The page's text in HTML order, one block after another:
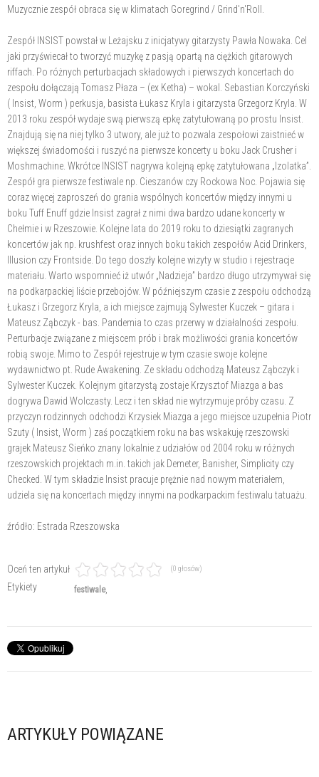
Muzycznie zespół obraca się w klimatach Goregrind / Grind'n'Roll.
Zespół INSIST powstał w Leżajsku z inicjatywy gitarzysty Pawła Nowaka. Cel
jaki przyświecał to tworzyć muzykę z pasją opartą na ciężkich gitarowych
riffach. Po różnych perturbacjach składowych i pierwszych koncertach do
zespołu dołączają Tomasz Płaza – (ex Ketha) – wokal. Sebastian Korczyński
( Insist, Worm ) perkusja, basista Łukasz Kryla i gitarzysta Grzegorz Kryla. W
2013 roku zespół wydaje swą pierwszą epkę zatytułowaną po prostu Insist.
Znajdują się na niej tylko 3 utwory, ale już to pozwala zespołowi zaistnieć w
większej świadomości i ruszyć na pierwsze koncerty u boku Jack Crusher i
Moshmachine. Wkrótce INSIST nagrywa kolejną epkę zatytułowana „Izolatka”.
Zespół gra pierwsze festiwale np. Cieszanów czy Rockowa Noc. Pojawia się
coraz więcej zaproszeń do grania wspólnych koncertów między innymi u
boku Tuff Enuff gdzie Insist zagrał z nimi dwa bardzo udane koncerty w
Chełmie i w Rzeszowie. Kolejne lata do 2019 roku to dziesiątki zagranych
koncertów jak np. krushfest oraz innych boku takich zespołów Acid Drinkers,
Illusion czy Frontside. Do tego doszły kolejne wizyty w studio i rejestracje
materiału. Warto wspomnieć iż utwór „Nadzieja” bardzo długo utrzymywał się
na podkarpackiej liście przebojów. W późniejszym czasie z zespołu odchodzą
Łukasz i Grzegorz Kryla, a ich miejsce zajmują Sylwester Kuczek – gitara i
Mateusz Ząbczyk - bas. Pandemia to czas przerwy w działalności zespołu.
Perturbacje związane z miejscem prób i brak możliwości grania koncertów
robią swoje. Mimo to Zespół rejestruje w tym czasie swoje kolejne
wydawnictwo pt. Rude Awakening. Ze składu odchodzą Mateusz Ząbczyk i
Sylwester Kuczek. Kolejnym gitarzystą zostaje Krzysztof Miazga a bas
dogrywa Dawid Wolczasty. Lecz i ten skład nie wytrzymuje próby czasu. Z
przyczyn rodzinnych odchodzi Krzysiek Miazga a jego miejsce uzupełnia Piotr
Szuty ( Insist, Worm ) zaś początkiem roku na bas wskakuję rzeszowski
grajek Mateusz Sieńko znany lokalnie z udziałów od 2004 roku w różnych
rzeszowskich projektach m.in. takich jak Demeter, Banisher, Simplicity czy
Checked. W tym składzie Insist pracuje prężnie nad nowym materiałem,
udziela się na koncertach między innymi na podkarpackim festiwalu tatuażu.
źródło: Estrada Rzeszowska
Oceń ten artykuł (0 głosów)
Etykiety festiwale
ARTYKUŁY POWIĄZANE